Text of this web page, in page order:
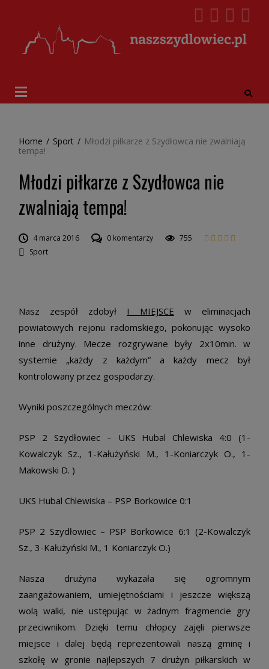
Home / Sport / Młodzi piłkarze z Szydłowca nie zwalniają
tempa!
Młodzi piłkarze z Szydłowca nie
zwalniają tempa!
4 marca 2016 0 komentarzy
755
Sport
Nasz zespół zdobył I MIEJSCE w eliminacjach
powiatowych rejonu radomskiego, pokonując wysoko
inne drużyny. Mecze rozgrywane były 2x10min. w
systemie „każdy z każdym” a każdy mecz był
kontrolowany przez gospodarzy.
Wyniki poszczególnych meczów:
PSP 2 Szydłowiec – UKS Hubal Chlewiska 4:0 (1-
Kowalczyk Sz., 1-Kałużyński M., 1-Koniarczyk O., 1-
Makowski D. )
UKS Hubal Chlewiska – PSP Borkowice 0:1
PSP 2 Szydłowiec – PSP Borkowice 6:1 (2-Kowalczyk
Sz., 3-Kałużyński M., 1 Koniarczyk O.)
Nasza drużyna wykazała się ogromnym
zaangażowaniem, umiejętnościami i jeszcze większą
wolą walki, nie ustępując w żadnym fragmencie gry
przeciwnikom. Dzięki temu chłopcy zajęli pierwsze
miejsce i dalej będą reprezentowali naszą gminę i
szkołę w gronie najlepszych 7 drużyn piłkarskich w